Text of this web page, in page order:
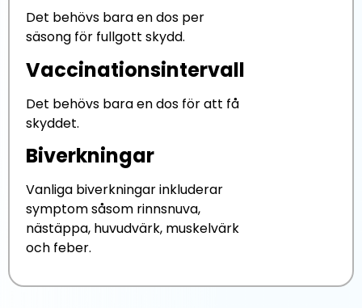
Det behövs bara en dos per
säsong för fullgott skydd.
Vaccinationsintervall
Det behövs bara en dos för att få
skyddet.
Biverkningar
Vanliga biverkningar inkluderar
symptom såsom rinnsnuva,
nästäppa, huvudvärk, muskelvärk
och feber.